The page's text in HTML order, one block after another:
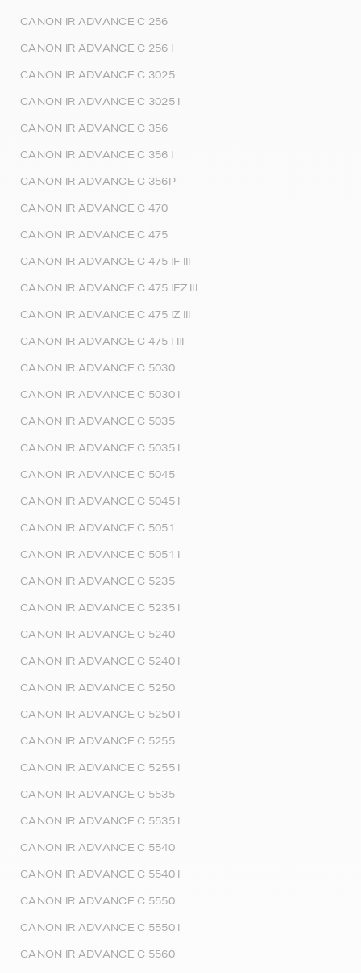
CANON IR ADVANCE C 256
CANON IR ADVANCE C 256 I
CANON IR ADVANCE C 3025
CANON IR ADVANCE C 3025 I
CANON IR ADVANCE C 356
CANON IR ADVANCE C 356 I
CANON IR ADVANCE C 356P
CANON IR ADVANCE C 470
CANON IR ADVANCE C 475
CANON IR ADVANCE C 475 IF III
CANON IR ADVANCE C 475 IFZ III
CANON IR ADVANCE C 475 IZ III
CANON IR ADVANCE C 475 I III
CANON IR ADVANCE C 5030
CANON IR ADVANCE C 5030 I
CANON IR ADVANCE C 5035
CANON IR ADVANCE C 5035 I
CANON IR ADVANCE C 5045
CANON IR ADVANCE C 5045 I
CANON IR ADVANCE C 5051
CANON IR ADVANCE C 5051 I
CANON IR ADVANCE C 5235
CANON IR ADVANCE C 5235 I
CANON IR ADVANCE C 5240
CANON IR ADVANCE C 5240 I
CANON IR ADVANCE C 5250
CANON IR ADVANCE C 5250 I
CANON IR ADVANCE C 5255
CANON IR ADVANCE C 5255 I
CANON IR ADVANCE C 5535
CANON IR ADVANCE C 5535 I
CANON IR ADVANCE C 5540
CANON IR ADVANCE C 5540 I
CANON IR ADVANCE C 5550
CANON IR ADVANCE C 5550 I
CANON IR ADVANCE C 5560